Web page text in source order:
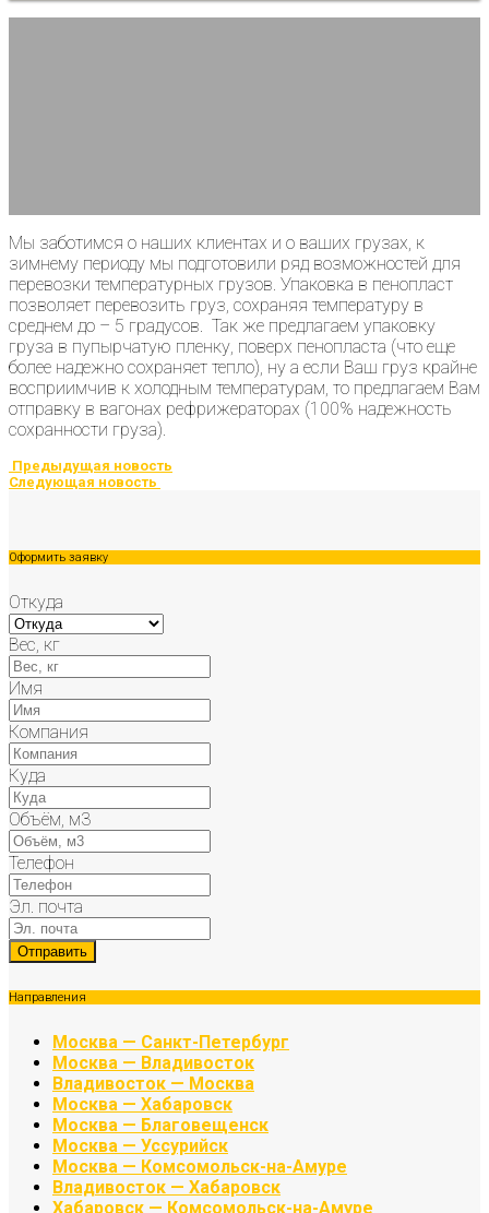
Мы заботимся о наших клиентах и о ваших грузах, к
зимнему периоду мы подготовили ряд возможностей для
перевозки температурных грузов. Упаковка в пенопласт
позволяет перевозить груз, сохраняя температуру в
среднем до – 5 градусов. Так же предлагаем упаковку
груза в пупырчатую пленку, поверх пенопласта (что еще
более надежно сохраняет тепло), ну а если Ваш груз крайне
восприимчив к холодным температурам, то предлагаем Вам
отправку в вагонах рефрижераторах (100% надежность
сохранности груза).
Предыдущая новость
Следующая новость
Оформить заявку
Откуда
Вес, кг
Имя
Компания
Куда
Объём, м3
Телефон
Эл. почта
Направления
Москва — Санкт-Петербург
Москва — Владивосток
Владивосток — Москва
Москва — Хабаровск
Москва — Благовещенск
Москва — Уссурийск
Москва — Комсомольск-на-Амуре
Владивосток — Хабаровск
Хабаровск — Комсомольск-на-Амуре